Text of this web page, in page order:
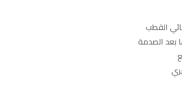
القطب
بعد الصدمة